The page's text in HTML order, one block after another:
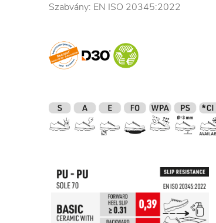
Szabvány: EN ISO 20345:2022